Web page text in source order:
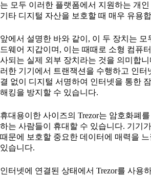
는 모두 이러한 플랫폼에서 지원하는 개
기타 디지털 자산을 보호할 때 매우 유용
앞에서 설명한 바와 같이, 이 두 장치는 모
드웨어 지갑이며, 이는 때때로 소형 컴퓨
사되는 실제 외부 장치라는 것을 의미합니
러한 기기에서 트랜잭션을 수행하고 인터
결 없이 디지털 서명하여 인터넷을 통한
해킹을 방지할 수 있습니다.
휴대용이한 사이즈의 Trezor는 암호화폐
하는 사람들이 휴대할 수 있습니다. 기기가
때문에 보호할 중요한 데이터에 매력을 느
있습니다.
인터넷에 연결된 상태에서 Trezor를 사용